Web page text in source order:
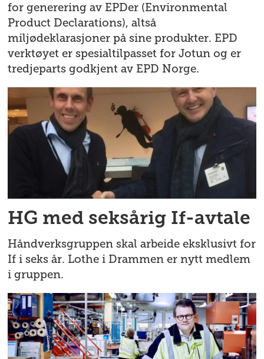
for generering av EPDer (Environmental
Product Declarations), altså
miljødeklarasjoner på sine produkter. EPD
verktøyet er spesialtilpasset for Jotun og er
tredjeparts godkjent av EPD Norge.
HG med seksårig If-avtale
Håndverksgruppen skal arbeide eksklusivt for
If i seks år. Lothe i Drammen er nytt medlem
i gruppen.